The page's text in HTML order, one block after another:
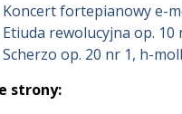
fortepianowy e-
rewolucyjna op. 10
op. 20 nr 1, h-moll
strony: